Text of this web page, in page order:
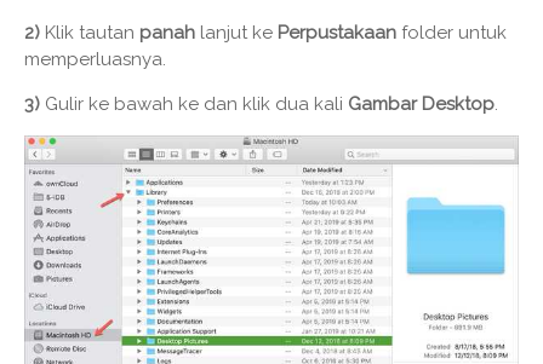
2) Klik tautan panah lanjut ke Perpustakaan folder untuk
memperluasnya.
3) Gulir ke bawah ke dan klik dua kali Gambar Desktop.